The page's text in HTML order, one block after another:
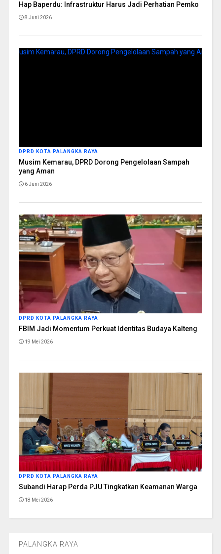
Hap Baperdu: Infrastruktur Harus Jadi Perhatian Pemko
8 Juni 2026
DPRD KOTA PALANGKA RAYA
Musim Kemarau, DPRD Dorong Pengelolaan Sampah
yang Aman
6 Juni 2026
DPRD KOTA PALANGKA RAYA
FBIM Jadi Momentum Perkuat Identitas Budaya Kalteng
19 Mei 2026
DPRD KOTA PALANGKA RAYA
Subandi Harap Perda PJU Tingkatkan Keamanan Warga
18 Mei 2026
PALANGKA RAYA